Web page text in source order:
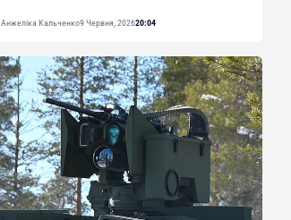
Анжеліка Кальченко9 Червня, 202620:04